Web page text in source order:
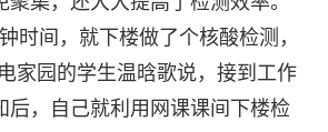
时间，就下楼做了个核酸检测，
家园的学生温晗歌说，接到工作
后，自己就利用网课课间下楼检